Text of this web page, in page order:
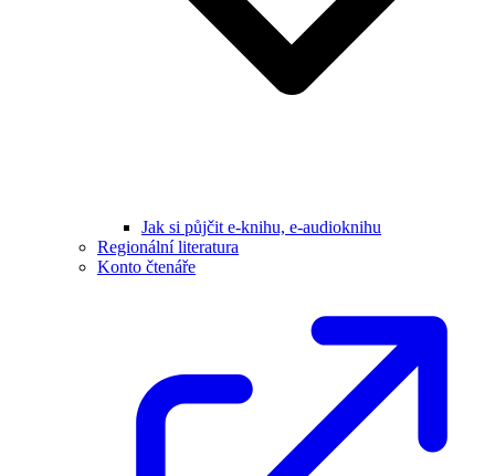
Jak si půjčit e-knihu, e-audioknihu
Regionální literatura
Konto čtenáře